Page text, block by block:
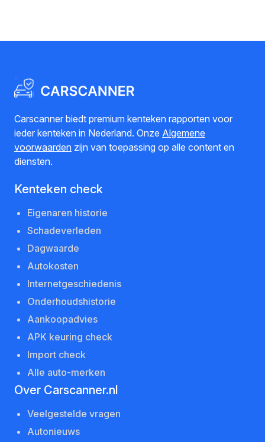
Carscanner biedt premium kenteken rapporten voor
ieder kenteken in Nederland. Onze Algemene
voorwaarden zijn van toepassing op alle content en
diensten.
Kenteken check
Eigenaren historie
Schadeverleden
Dagwaarde
Autokosten
Internetgeschiedenis
Onderhoudshistorie
Aankoopadvies
APK keuring check
Import check
Alle auto-merken
Over Carscanner.nl
Veelgestelde vragen
Autonieuws